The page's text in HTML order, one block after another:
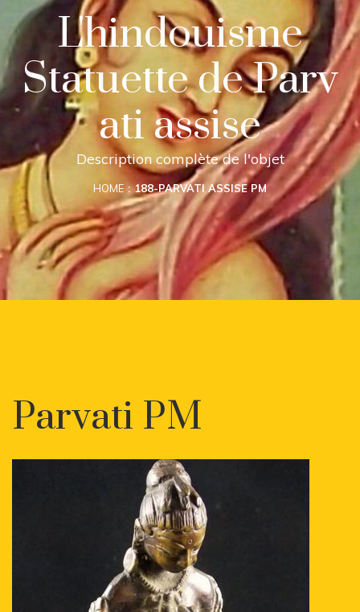
L'hindouisme
Statuette de Parv
ati assise
Description complète de l'objet
HOME 188-PARVATI ASSISE PM
Parvati PM